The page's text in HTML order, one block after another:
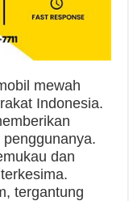
mewah
Indonesia.
dan
tergantung